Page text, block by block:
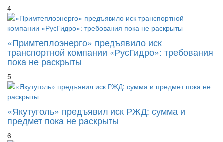
4
«Примтеплоэнерго» предъявило иск
транспортной компании «РусГидро»: требования
пока не раскрыты
5
«Якутуголь» предъявил иск РЖД: сумма и
предмет пока не раскрыты
6